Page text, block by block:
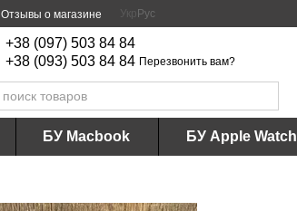
Отзывы о магазине Укр Рус
+38 (097) 503 84 84
+38 (093) 503 84 84 Перезвонить вам?
БУ Macbook БУ Apple Watch